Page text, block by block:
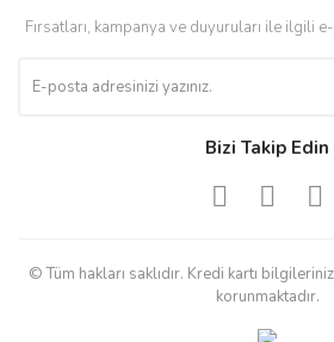
Fırsatları, kampanya ve duyuruları ile ilgili
Bizi Takip Edin
© Tüm hakları saklıdır. Kredi kartı
korunmaktadır.